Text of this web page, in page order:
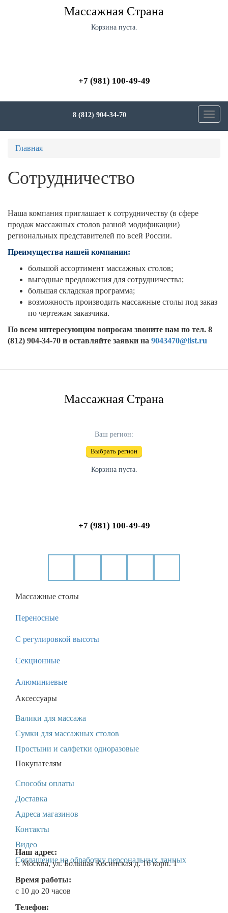
Массажная Страна
Корзина пуста.
+7 (981) 100-49-49
8 (812) 904-34-70
Вы
Главная
Сотрудничество
Наша компания приглашает к сотрудничеству (в сфере
продаж массажных столов разной модификации)
региональных представителей по всей России.
Преимущества нашей компании:
большой ассортимент массажных столов;
выгодные предложения для сотрудничества;
большая складская программа;
возможность производить массажные столы под заказ
по чертежам заказчика.
По всем интересующим вопросам звоните нам по тел. 8
(812) 904-34-70 и оставляйте заявки на 9043470@list.ru
Массажная Страна
Ваш регион:
Выбрать регион
Корзина пуста.
+7 (981) 100-49-49
Массажные столы
Переносные
С регулировкой высоты
Секционные
Алюминиевые
Аксессуары
Валики для массажа
Сумки для массажных столов
Простыни и салфетки одноразовые
Покупателям
Способы оплаты
Доставка
Адреса магазинов
Контакты
Видео
Соглашение на обработку персональных данных
Наш адрес:
г. Москва,ул. Большая Косинская д. 16 корп. 1
Время работы:
с 10 до 20 часов
Телефон: